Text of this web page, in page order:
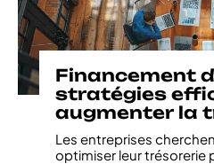
Financement
stratégies
augmenter la
Les entreprises
optimiser leur trésorerie